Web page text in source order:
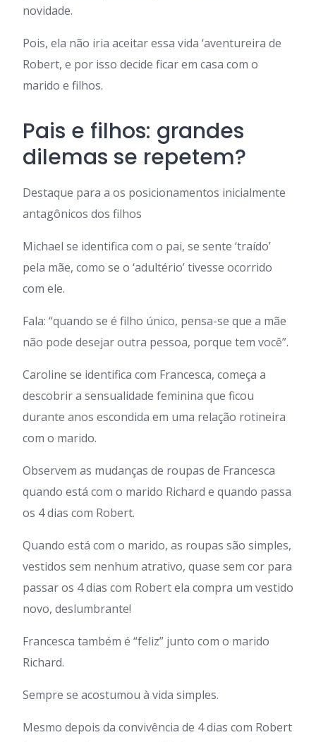
novidade.
Pois, ela não iria aceitar essa vida ‘aventureira de
Robert, e por isso decide ficar em casa com o
marido e filhos.
Pais e filhos: grandes
dilemas se repetem?
Destaque para a os posicionamentos inicialmente
antagônicos dos filhos
Michael se identifica com o pai, se sente ‘traído’
pela mãe, como se o ‘adultério’ tivesse ocorrido
com ele.
Fala: “quando se é filho único, pensa-se que a mãe
não pode desejar outra pessoa, porque tem você”.
Caroline se identifica com Francesca, começa a
descobrir a sensualidade feminina que ficou
durante anos escondida em uma relação rotineira
com o marido.
Observem as mudanças de roupas de Francesca
quando está com o marido Richard e quando passa
os 4 dias com Robert.
Quando está com o marido, as roupas são simples,
vestidos sem nenhum atrativo, quase sem cor para
passar os 4 dias com Robert ela compra um vestido
novo, deslumbrante!
Francesca também é “feliz” junto com o marido
Richard.
Sempre se acostumou à vida simples.
Mesmo depois da convivência de 4 dias com Robert